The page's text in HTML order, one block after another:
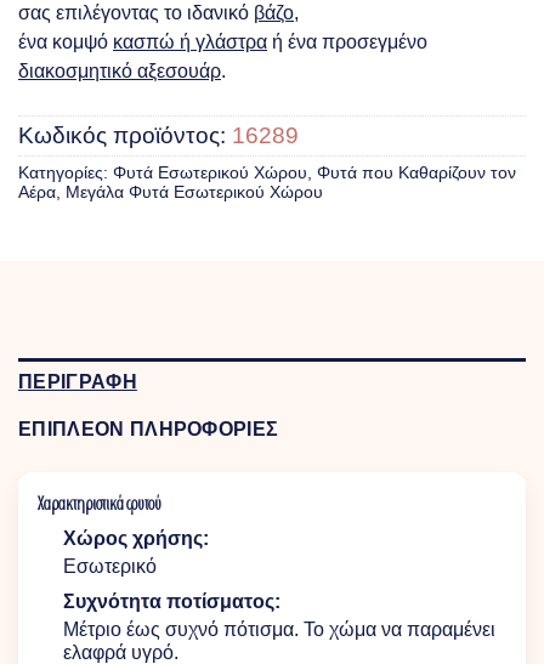
σας επιλέγοντας το ιδανικό βάζο,
ένα κομψό κασπώ ή γλάστρα ή ένα προσεγμένο
διακοσμητικό αξεσουάρ.
Κωδικός προϊόντος: 16289
Κατηγορίες: Φυτά Eσωτερικού Xώρου Φυτά που Καθαρίζουν τον
Αέρα Μεγάλα Φυτά Εσωτερικού Χώρου
ΠΕΡΙΓΡΑΦΗ
ΕΠΙΠΛΕΟΝ ΠΛΗΡΟΦΟΡΙΕΣ
Χαρακτηριστικά φυτού
Χώρος χρήσης:
Εσωτερικό
Συχνότητα ποτίσματος:
Μέτριο έως συχνό πότισμα. Το χώμα να παραμένει
ελαφρά υγρό.